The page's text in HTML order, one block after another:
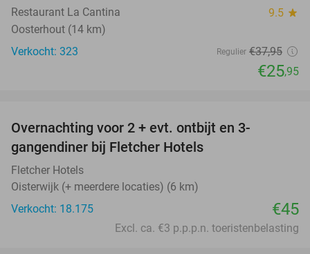
Restaurant La Cantina 9.5 star
Oosterhout (14 km)
Verkocht: 323
Regulier €37,95
€25,95
Overnachting voor 2 + evt. ontbijt en 3-
gangendiner bij Fletcher Hotels
Fletcher Hotels
Oisterwijk (+ meerdere locaties) (6 km)
Verkocht: 18.175
€45
Excl. ca. €3 p.p.p.n. toeristenbelasting